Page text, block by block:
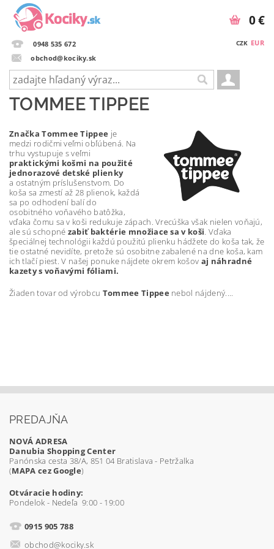
0948 535 672
obchod@kociky.sk
CZK EUR
0 €
TOMMEE TIPPEE
Značka Tommee Tippee je
medzi rodičmi veľmi obľúbená. Na
trhu vystupuje s veľmi
praktickými košmi na použité
jednorazové detské plienky
a ostatným príslušenstvom. Do
koša sa zmestí až 28 plienok, každá
sa po odhodení balí do
osobitného voňavého batôžka,
vďaka čomu sa v koši redukuje zápach. Vrecúška však nielen voňajú,
ale sú schopné zabiť baktérie množiace sa v koši. Vďaka
špeciálnej technológii každú použitú plienku hádžete do koša tak, že
tie ostatné nevidíte, pretože sú osobitne zabalené na dne koša, kam
ich tlačí piest. V našej ponuke nájdete okrem košov aj náhradné
kazety s voňavými fóliami.
Žiaden tovar od výrobcu Tommee Tippee nebol nájdený....
PREDAJŇA
NOVÁ ADRESA
Danubia Shopping Center
Panónska cesta 38/A, 851 04 Bratislava - Petržalka
(MAPA cez Google)
Otváracie hodiny:
Pondelok - Nedeľa 9:00 - 19:00
0915 905 788
obchod@kociky.sk